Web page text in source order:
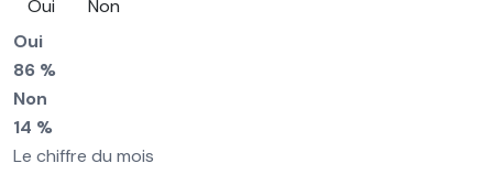
Oui
Non
Oui
86 %
Non
14 %
Le chiffre du mois